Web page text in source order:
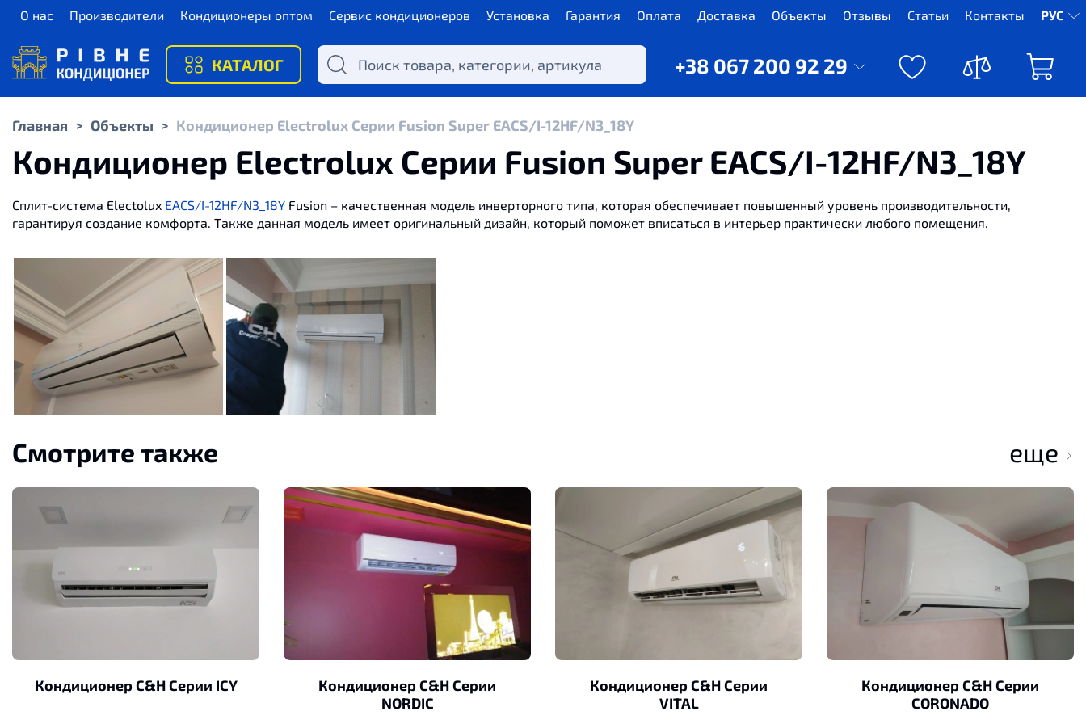
О нас Производители Кондиционеры оптом Сервис кондиционеров Установка Гарантия Оплата Доставка Объекты Отзывы Статьи Контакты РУС
КАТАЛОГ +38 067 200 92 29
Главная > Объекты > Кондиционер Electrolux Серии Fusion Super EACS/I-12HF/N3_18Y
Кондиционер Electrolux Серии Fusion Super EACS/I-12HF/N3_18Y
Сплит-система Electolux EACS/I-12HF/N3_18Y Fusion – качественная модель инверторного типа, которая обеспечивает повышенный уровень производительности,
гарантируя создание комфорта. Также данная модель имеет оригинальный дизайн, который поможет вписаться в интерьер практически любого помещения.
Смотрите также еще
Кондиционер C&H Серии ICY
Кондиционер C&H Серии
NORDIC
Кондиционер C&H Серии
VITAL
Кондиционер C&H Серии
CORONADO